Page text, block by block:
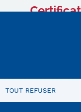
TOUT REFUSER